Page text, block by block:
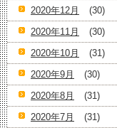
2020年12月
(30)
2020年11月
(30)
2020年10月
(31)
2020年9月
(30)
2020年8月
(31)
2020年7月
(31)